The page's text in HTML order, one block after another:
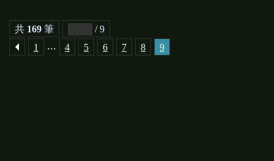
共 169 筆
/ 9
1
... 4 5 6 7 8 9